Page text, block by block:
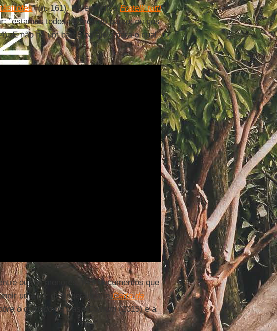
” (n. 161). Na encíclicaFratelli tutti
”estamos todos no mesmo barco; ou nos
E não há um barco paralelo para o qual
outros menores, três documentos que
uma luz de esperança: aCarta da
o cuidado da Casa Comum(2015) e a